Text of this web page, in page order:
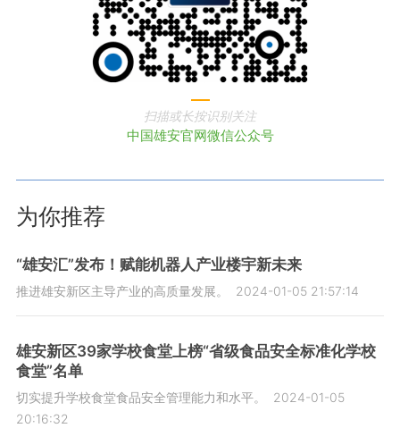
扫描或长按识别关注
中国雄安官网微信公众号
为你推荐
“雄安汇”发布！赋能机器人产业楼宇新未来
推进雄安新区主导产业的高质量发展。 2024-01-05 21:57:14
雄安新区39家学校食堂上榜“省级食品安全标准化学校
食堂”名单
切实提升学校食堂食品安全管理能力和水平。
2024-01-05
20:16:32